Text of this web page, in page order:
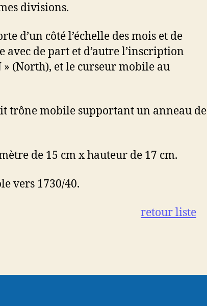
divisions.
d’un côté l’échelle des mois et de
avec de part et d’autre l’inscription
» (North), et le curseur mobile au
trône mobile supportant un anneau de
de 15 cm x hauteur de 17 cm.
vers 1730/40.
retour liste